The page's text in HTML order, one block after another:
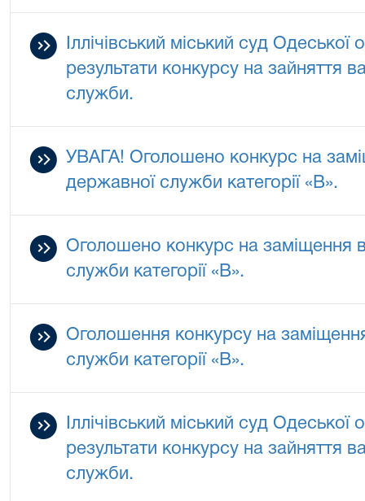
Іллічівський міський суд
результати конкурсу на зайняття
служби.
УВАГА! Оголошено конкурс на
державної служби категорії «В».
Оголошено конкурс на заміщення
служби категорії «В».
Оголошення конкурсу на
служби категорії «В».
Іллічівський міський суд
результати конкурсу на зайняття
служби.